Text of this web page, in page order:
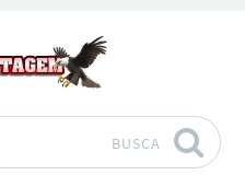
BUSCA